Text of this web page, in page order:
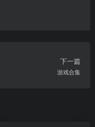
下一篇
游戏合集